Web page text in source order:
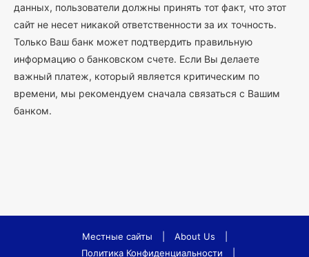
данных, пользователи должны принять тот факт, что этот
сайт не несет никакой ответственности за их точность.
Только Ваш банк может подтвердить правильную
информацию о банковском счете. Если Вы делаете
важный платеж, который является критическим по
времени, мы рекомендуем сначала связаться с Вашим
банком.
Местные сайты About Us
Политика Конфиденциальности